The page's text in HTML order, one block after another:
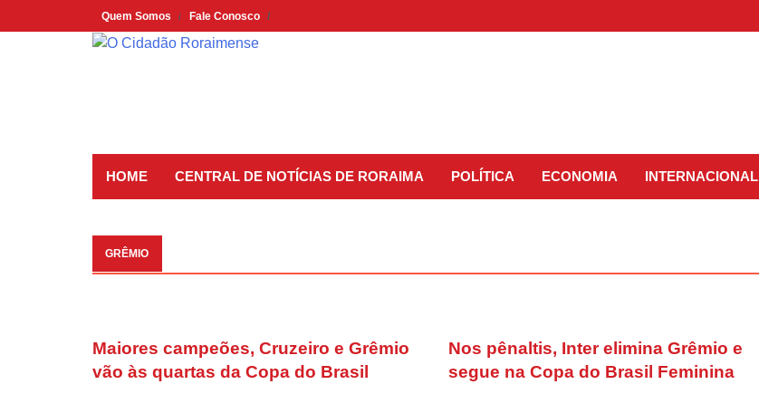
to
Quem Somos Fale Conosco
HOME CENTRAL DE NOTÍCIAS DE RORAIMA POLÍTICA ECONOMIA INTERNACIONAL
GRÊMIO
Maiores campeões, Cruzeiro e Grêmio
vão às quartas da Copa do Brasil
Nos pênaltis, Inter elimina Grêmio e
segue na Copa do Brasil Feminina